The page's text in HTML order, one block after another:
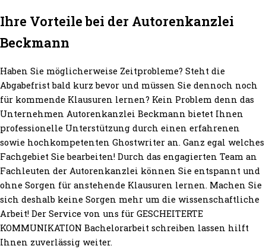
Ihre Vorteile bei der Autorenkanzlei
Beckmann
Haben Sie möglicherweise Zeitprobleme? Steht die
Abgabefrist bald kurz bevor und müssen Sie dennoch noch
für kommende Klausuren lernen? Kein Problem denn das
Unternehmen Autorenkanzlei Beckmann bietet Ihnen
professionelle Unterstützung durch einen erfahrenen
sowie hochkompetenten Ghostwriter an. Ganz egal welches
Fachgebiet Sie bearbeiten! Durch das engagierten Team an
Fachleuten der Autorenkanzlei können Sie entspannt und
ohne Sorgen für anstehende Klausuren lernen. Machen Sie
sich deshalb keine Sorgen mehr um die wissenschaftliche
Arbeit! Der Service von uns für GESCHEITERTE
KOMMUNIKATION Bachelorarbeit schreiben lassen hilft
Ihnen zuverlässig weiter.